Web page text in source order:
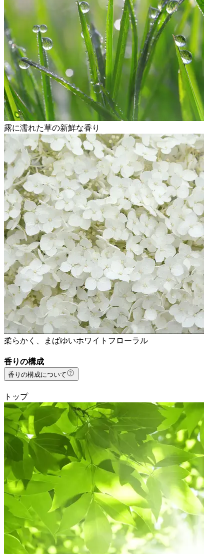
露に濡れた草の新鮮な香り
柔らかく、まばゆいホワイトフローラル
香りの構成
香りの構成について
トップ